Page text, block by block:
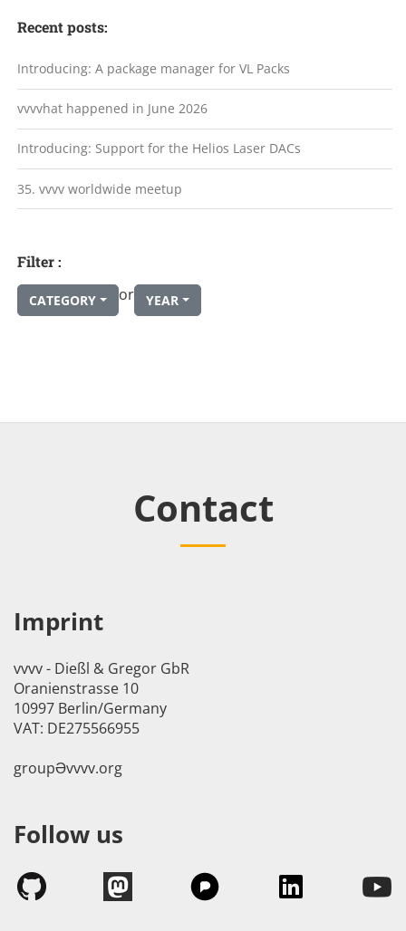
Recent posts:
Introducing: A package manager for VL Packs
vvvvhat happened in June 2026
Introducing: Support for the Helios Laser DACs
35. vvvv worldwide meetup
Filter :
CATEGORY or YEAR
Contact
Imprint
vvvv - Dießl & Gregor GbR
Oranienstrasse 10
10997 Berlin/Germany
VAT: DE275566955
groupӘvvvv.org
Follow us